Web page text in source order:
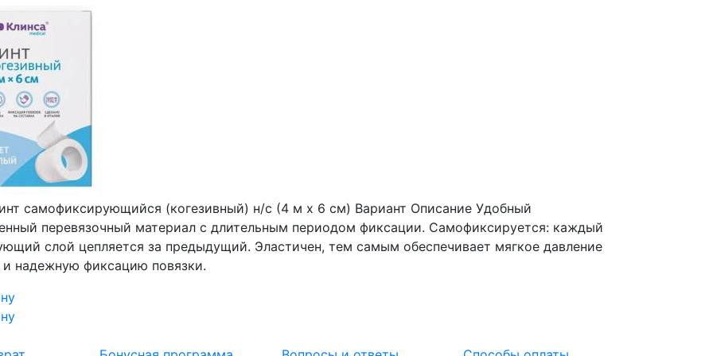
самофиксирующийся (когезивный) н/с (4 м х 6 см) Вариант Описание Удобный
перевязочный материал с длительным периодом фиксации. Самофиксируется: каждый
слой цепляется за предыдущий. Эластичен, тем самым обеспечивает мягкое давление
и надежную фиксацию повязки.